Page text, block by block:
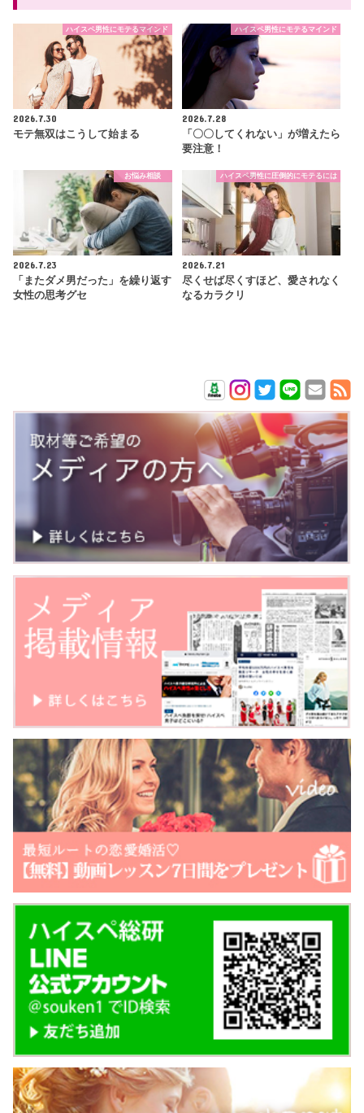
ハイスペ男性にモテるマインド
2026.7.30
モテ無双はこうして始まる
ハイスペ男性にモテるマインド
2026.7.28
「〇〇してくれない」が増えたら
要注意！
お悩み相談
2026.7.23
「またダメ男だった」を繰り返す
女性の思考グセ
ハイスペ男性に圧倒的にモテるには
2026.7.21
尽くせば尽くすほど、愛されなく
なるカラクリ